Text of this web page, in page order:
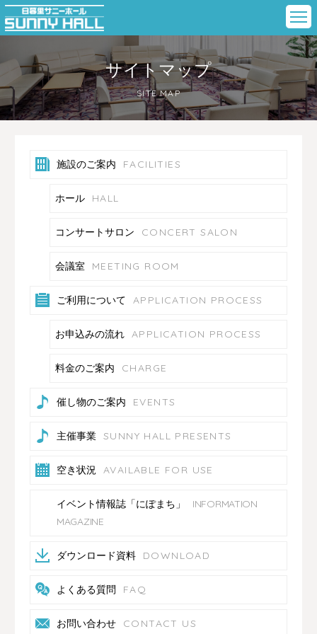
サイトマップ
SITE MAP
施設のご案内 FACILITIES
ホール HALL
コンサートサロン CONCERT SALON
会議室 MEETING ROOM
ご利用について APPLICATION PROCESS
お申込みの流れ APPLICATION PROCESS
料金のご案内 CHARGE
催し物のご案内 EVENTS
主催事業 SUNNY HALL PRESENTS
空き状況 AVAILABLE FOR USE
イベント情報誌「にぽまち」
INFORMATION
MAGAZINE
ダウンロード資料 DOWNLOAD
よくある質問 FAQ
お問い合わせ CONTACT US